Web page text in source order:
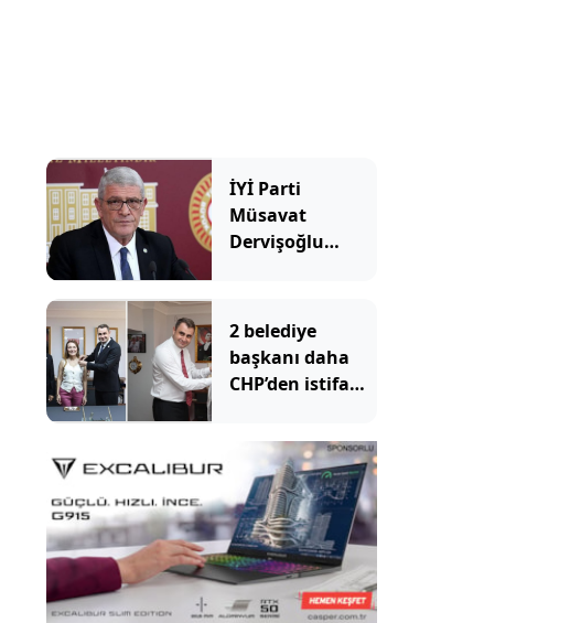
İYİ Parti
Müsavat
Dervişoğlu
Komisyonu
hakkında SÖZCÜ
TV'ye konuştu
2 belediye
başkanı daha
CHP’den istifa
Parti’ye
katıldılar